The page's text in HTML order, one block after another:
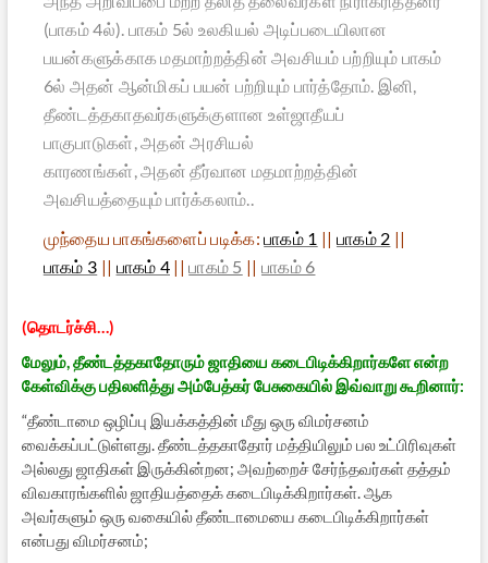
(பாகம் 4ல்). பாகம் 5ல் உலகியல் அடிப்படையிலான
பயன்களுக்காக மதமாற்றத்தின் அவசியம் பற்றியும் பாகம்
6ல் அதன் ஆன்மிகப் பயன் பற்றியும் பார்த்தோம். இனி,
தீண்டத்தகாதவர்களுக்குளான உள்ஜாதீயப்
பாகுபாடுகள், அதன் அரசியல்
காரணங்கள், அதன் தீர்வான மதமாற்றத்தின்
அவசியத்தையும் பார்க்கலாம்..
முந்தைய பாகங்களைப் படிக்க: பாகம் 1 || பாகம் 2 ||
பாகம் 3 || பாகம் 4 || பாகம் 5 || பாகம் 6
(தொடர்ச்சி…)
மேலும், தீண்டத்தகாதோரும் ஜாதியை கடைபிடிக்கிறார்களே என்ற
கேள்விக்கு பதிலளித்து அம்பேத்கர் பேசுகையில் இவ்வாறு கூறினார்:
“தீண்டாமை ஒழிப்பு இயக்கத்தின் மீது ஒரு விமர்சனம்
வைக்கப்பட்டுள்ளது. தீண்டத்தகாதோர் மத்தியிலும் பல உட்பிரிவுகள்
அல்லது ஜாதிகள் இருக்கின்றன; அவற்றைச் சேர்ந்தவர்கள் தத்தம்
விவகாரங்களில் ஜாதியத்தைக் கடைபிடிக்கிறார்கள். ஆக
அவர்களும் ஒரு வகையில் தீண்டாமையை கடைபிடிக்கிறார்கள்
என்பது விமர்சனம்;